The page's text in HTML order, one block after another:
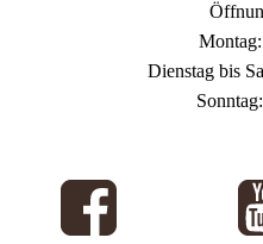
Dienstag bis